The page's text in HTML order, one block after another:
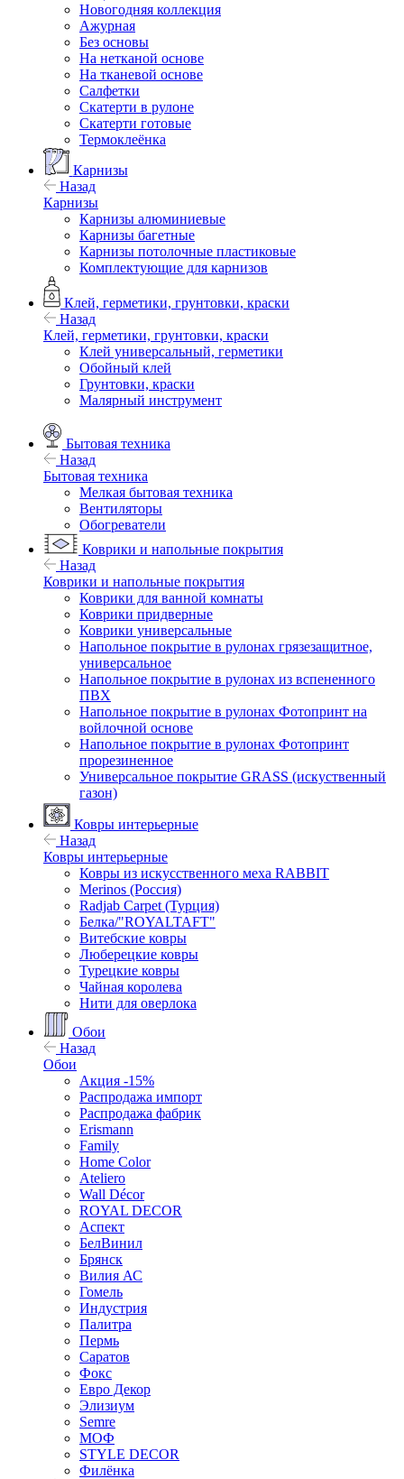
Новогодняя коллекция
Ажурная
Без основы
На нетканой основе
На тканевой основе
Салфетки
Скатерти в рулоне
Скатерти готовые
Термоклеёнка
Карнизы
Назад
Карнизы
Карнизы алюминиевые
Карнизы багетные
Карнизы потолочные пластиковые
Комплектующие для карнизов
Клей, герметики, грунтовки, краски
Назад
Клей, герметики, грунтовки, краски
Клей универсальный, герметики
Обойный клей
Грунтовки, краски
Малярный инструмент
Бытовая техника
Назад
Бытовая техника
Мелкая бытовая техника
Вентиляторы
Обогреватели
Коврики и напольные покрытия
Назад
Коврики и напольные покрытия
Коврики для ванной комнаты
Коврики придверные
Коврики универсальные
Напольное покрытие в рулонах грязезащитное,
универсальное
Напольное покрытие в рулонах из вспененного
ПВХ
Напольное покрытие в рулонах Фотопринт на
войлочной основе
Напольное покрытие в рулонах Фотопринт
прорезиненное
Универсальное покрытие GRASS (искуственный
газон)
Ковры интерьерные
Назад
Ковры интерьерные
Ковры из искусственного меха RABBIT
Merinos (Россия)
Radjab Carpet (Турция)
Белка/"ROYALTAFT"
Витебские ковры
Люберецкие ковры
Турецкие ковры
Чайная королева
Нити для оверлока
Обои
Назад
Обои
Акция -15%
Распродажа импорт
Распродажа фабрик
Erismann
Family
Home Color
Ateliero
Wall Décor
ROYAL DECOR
Аспект
БелВинил
Брянск
Вилия АС
Гомель
Индустрия
Палитра
Пермь
Саратов
Фокс
Евро Декор
Элизиум
Semre
МОФ
STYLE DECOR
Филёнка